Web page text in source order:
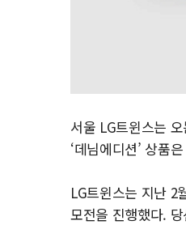
서울 LG트윈스는
‘데님에디션’ 상품
LG트윈스는 지난 2
모전을 진행했다.